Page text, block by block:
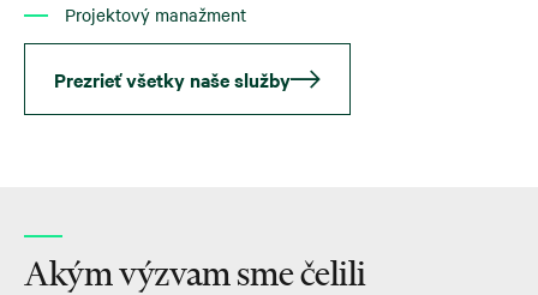
Projektový manažment
Prezrieť všetky naše služby
Akým výzvam sme čelili